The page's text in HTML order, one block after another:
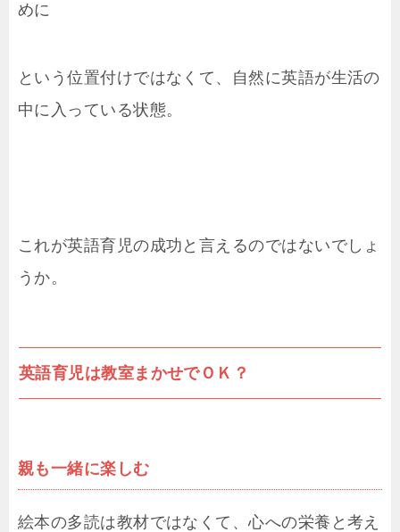
めに
という位置付けではなくて、自然に英語が生活の
中に入っている状態。
これが英語育児の成功と言えるのではないでしょ
うか。
英語育児は教室まかせでＯＫ？
親も一緒に楽しむ
絵本の多読は教材ではなくて、心への栄養と考え